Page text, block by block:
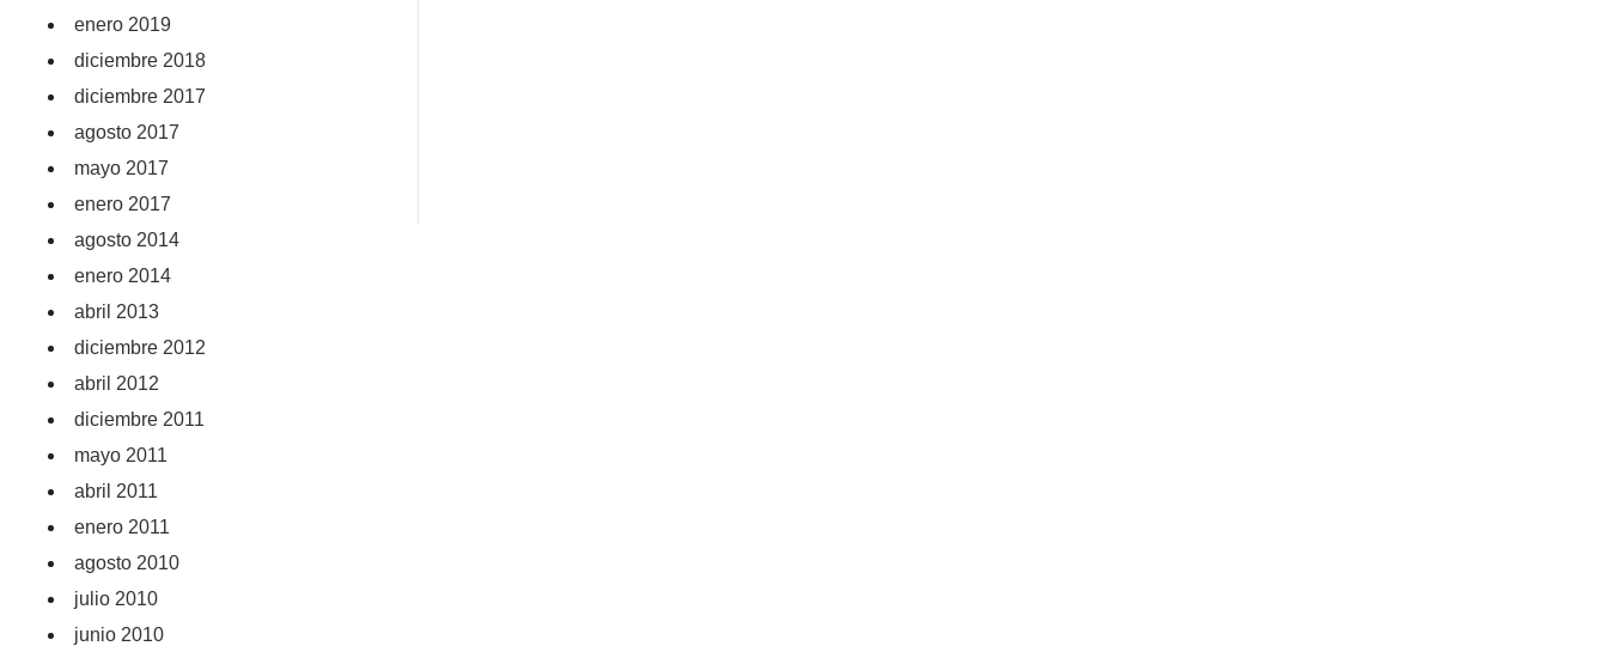
enero 2019
diciembre 2018
diciembre 2017
agosto 2017
mayo 2017
enero 2017
agosto 2014
enero 2014
abril 2013
diciembre 2012
abril 2012
diciembre 2011
mayo 2011
abril 2011
enero 2011
agosto 2010
julio 2010
junio 2010